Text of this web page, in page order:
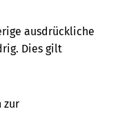
ausdrückliche
Dies gilt
zur